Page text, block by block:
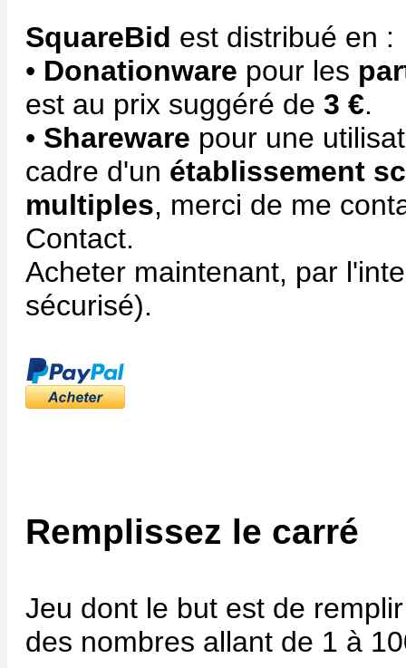
SquareBid est distribué en :
• Donationware pour les
est au prix suggéré de 3 €.
• Shareware pour une
cadre d'un établissement
multiples, merci de me
Contact.
Acheter maintenant, par
sécurisé).
Remplissez le carré
Jeu dont le but est de
des nombres allant de 1 à